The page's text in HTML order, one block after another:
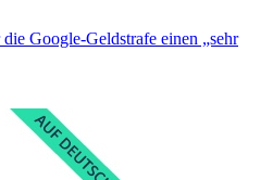
Google-Geldstrafe einen „sehr